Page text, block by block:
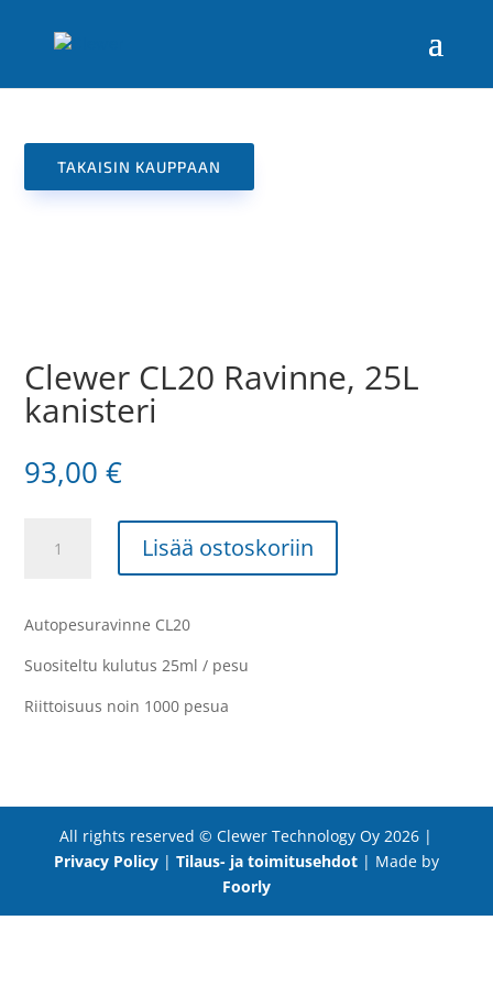
TAKAISIN KAUPPAAN
Clewer CL20 Ravinne, 25L
kanisteri
93,00€
CL20
kanisteri
määrä
Lisää ostoskoriin
Autopesuravinne CL20
Suositeltu kulutus 25ml / pesu
Riittoisuus noin 1000 pesua
All rights reserved © Clewer Technology Oy 2026 |
Privacy Policy| Tilaus- ja toimitusehdot| Made by
Foorly